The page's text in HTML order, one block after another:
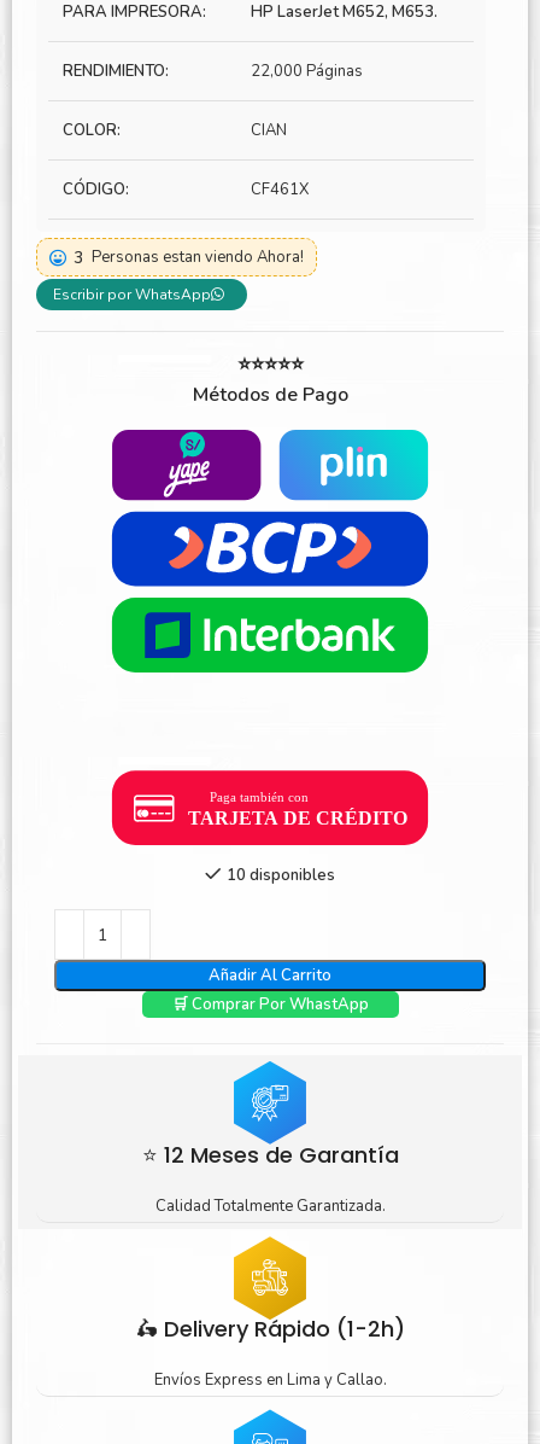
PARA IMPRESORA: HP LaserJet M652, M653.
RENDIMIENTO: 22,000 Páginas
COLOR: CIAN
CÓDIGO: CF461X
3 Personas estan viendo Ahora!
Escribir por WhatsApp
⭐⭐⭐⭐⭐
Métodos de Pago
10 disponibles
Añadir Al Carrito
🛒 Comprar Por WhastApp
⭐ 12 Meses de Garantía
Calidad Totalmente Garantizada.
🛵 Delivery Rápido (1-2h)
Envíos Express en Lima y Callao.